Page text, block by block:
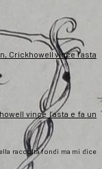
Crickhowell vince l’asta
vince l’asta e fa un
raccolta fondi ma mi dice